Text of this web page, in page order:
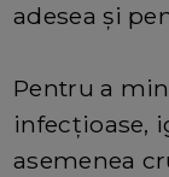
adesea și
Pentru a
infecțioase,
asemenea